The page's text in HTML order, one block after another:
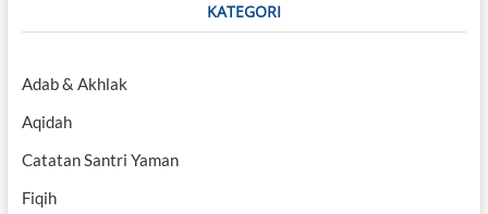
KATEGORI
Adab & Akhlak
Aqidah
Catatan Santri Yaman
Fiqih